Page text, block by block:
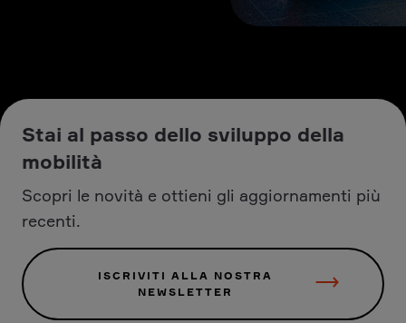
Stai al passo dello sviluppo della
mobilità
Scopri le novità e ottieni gli aggiornamenti più
recenti.
ISCRIVITI ALLA NOSTRA
NEWSLETTER